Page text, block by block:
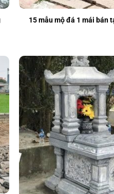
15 mẫu mộ đá 1 mái bán